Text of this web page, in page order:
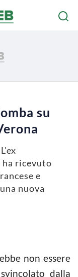
su
ricevuto
e
nuova
non essere
dalla